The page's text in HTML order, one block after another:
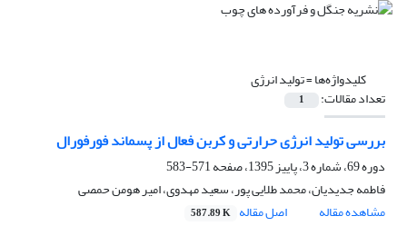
کلیدواژه‌ها =تولید انرژی
تعداد مقالات: 1
بررسی تولید انرژی حرارتی و کربن فعال از پسماند فورفورال
دوره 69، شماره 3، پاییز 1395، صفحه
571-583
فاطمه جدیدیان، محمد طلایی پور، سعید مهدوی، امیر هومن حمصی
مشاهده مقاله
اصل مقاله 587.89 K